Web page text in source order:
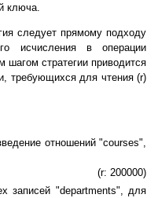
ключа.
следует прямому подходу
исчисления в операции
стратегии приводится
требующихся для чтения (r)
отношений "courses",
(r: 200000)
записей "departments", для